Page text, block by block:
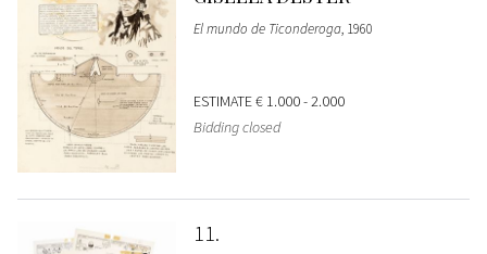
El mundo de Ticonderoga, 1960
ESTIMATE€ 1.000 - 2.000
Bidding closed
11